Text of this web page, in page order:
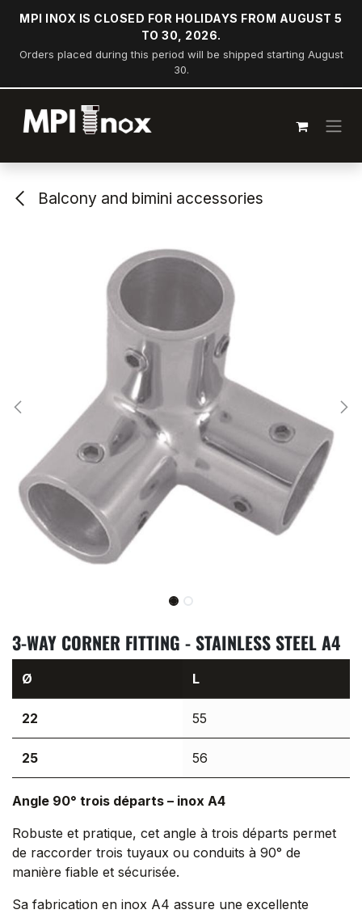
Skip to Content
MPI INOX IS CLOSED FOR HOLIDAYS FROM AUGUST 5
TO 30, 2026.
Orders placed during this period will be shipped starting August
30.
Balcony and bimini accessories
3-WAY CORNER FITTING - STAINLESS STEEL A4
Ø L
22 55
25 56
Angle 90° trois départs – inox A4
Robuste et pratique, cet angle à trois départs permet
de raccorder trois tuyaux ou conduits à 90° de
manière fiable et sécurisée.
Sa fabrication en inox A4 assure une excellente